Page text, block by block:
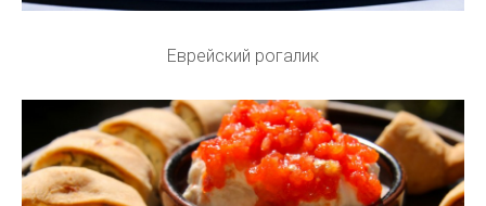
Еврейский рогалик